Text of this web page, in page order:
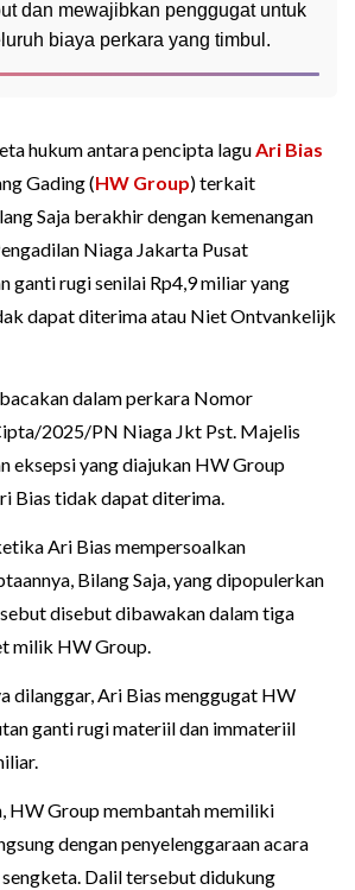
dan mewajibkan penggugat untuk
biaya perkara yang timbul.
hukum antara pencipta laguAri Bias
Gading (HW Group) terkait
Saja berakhir dengan kemenangan
Niaga Jakarta Pusat
ganti rugi senilai Rp4,9 miliar yang
dapat diterima atau Niet Ontvankelijk
dalam perkara Nomor
2025/PN Niaga Jkt Pst. Majelis
eksepsi yang diajukan HW Group
Bias tidak dapat diterima.
Ari Bias mempersoalkan
Bilang Saja, yang dipopulerkan
disebut dibawakan dalam tiga
milik HW Group.
dilanggar, Ari Bias menggugat HW
ganti rugi materiil dan immateriil
HW Group membantah memiliki
dengan penyelenggaraan acara
Dalil tersebut didukung